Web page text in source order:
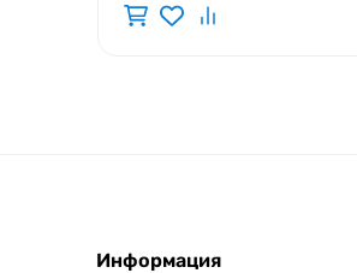
Информация